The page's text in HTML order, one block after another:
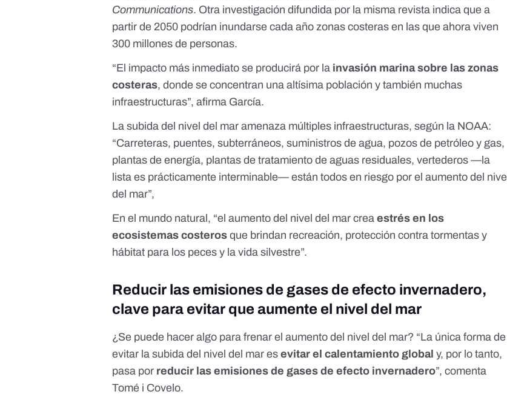
Communications. Otra investigación difundida por la misma revista indica que a
partir de 2050 podrían inundarse cada año zonas costeras en las que ahora viven
300 millones de personas.
“El impacto más inmediato se producirá por la invasión marina sobre las zonas
costeras, donde se concentran una altísima población y también muchas
infraestructuras”, afirma García.
La subida del nivel del mar amenaza múltiples infraestructuras, según la NOAA:
“Carreteras, puentes, subterráneos, suministros de agua, pozos de petróleo y gas,
plantas de energía, plantas de tratamiento de aguas residuales, vertederos —la
lista es prácticamente interminable— están todos en riesgo por el aumento del nivel
del mar”,
En el mundo natural, “el aumento del nivel del mar crea estrés en los
ecosistemas costeros que brindan recreación, protección contra tormentas y
hábitat para los peces y la vida silvestre”.
Reducir las emisiones de gases de efecto invernadero,
clave para evitar que aumente el nivel del mar
¿Se puede hacer algo para frenar el aumento del nivel del mar? “La única forma de
evitar la subida del nivel del mar esevitar el calentamiento global y, por lo tanto,
pasa por reducir las emisiones de gases de efecto invernadero”, comenta
Tomé i Covelo.